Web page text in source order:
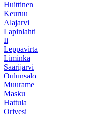
Huittinen
Keuruu
Alajarvi
Lapinlahti
Ii
Leppavirta
Liminka
Saarijarvi
Oulunsalo
Muurame
Masku
Hattula
Orivesi